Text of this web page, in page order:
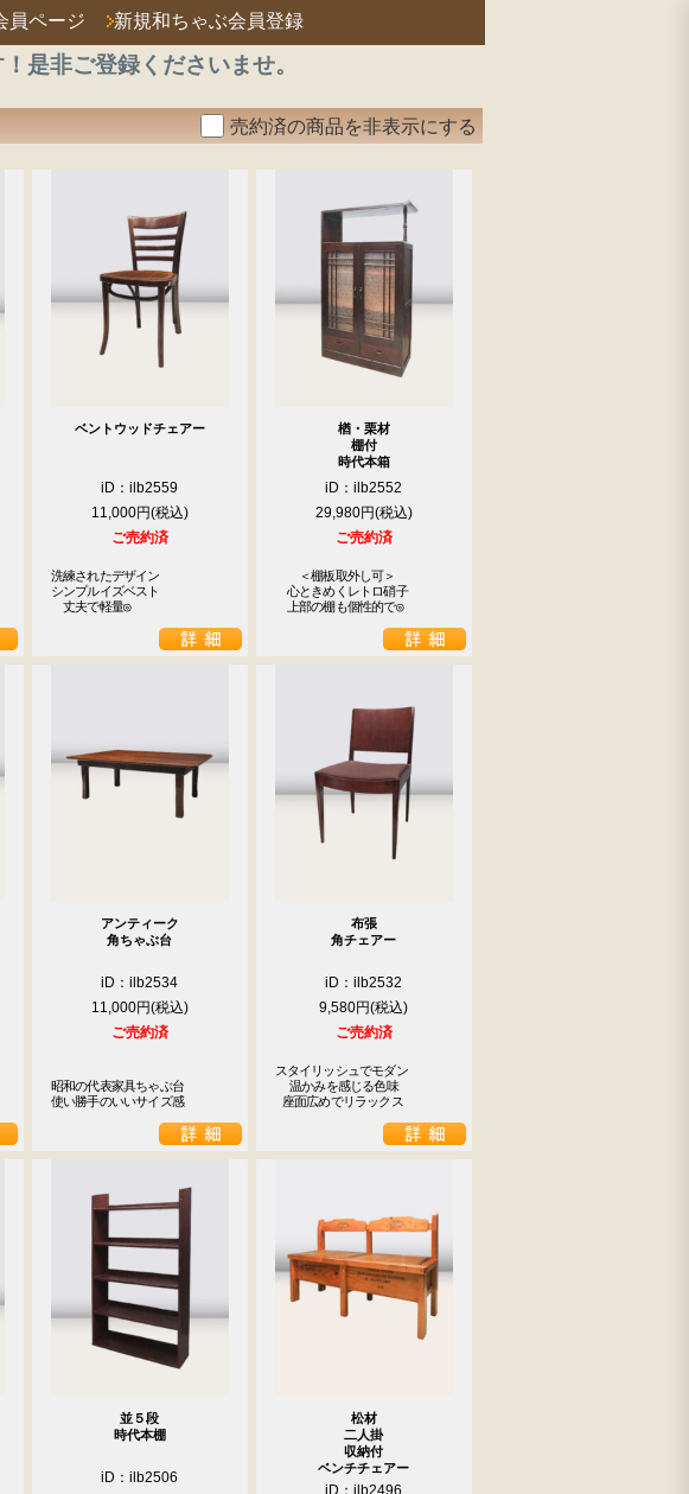
員ページ 新規和ちゃぶ会員登録
是非ご登録くださいませ。
売約済の商品を非表示にする
ベントウッドチェアー
iD：ilb2559
11,000円
ご売約済
洗練されたデザイン
シンプルイズベスト
丈夫で軽量◎
楢・栗材
棚付
時代本箱
iD：ilb2552
29,980円
ご売約済
＜棚板取外し可＞
心ときめくレトロ硝子
上部の棚も個性的で◎
アンティーク
角ちゃぶ台
iD：ilb2534
11,000円
ご売約済
昭和の代表家具ちゃぶ台
使い勝手のいいサイズ感
布張
角チェアー
iD：ilb2532
9,580円
ご売約済
スタイリッシュでモダン
  温かみを感じる色味
座面広めでリラックス
並５段
時代本棚
iD：ilb2506
松材
二人掛
収納付
ベンチチェアー
iD：ilb2496